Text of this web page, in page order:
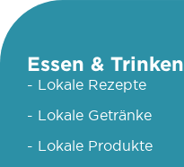
Essen & Trinken
- Lokale Rezepte
- Lokale Getränke
- Lokale Produkte